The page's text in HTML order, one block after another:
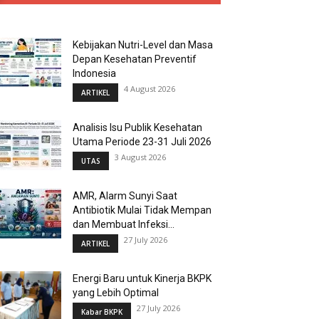
Kebijakan Nutri-Level dan Masa
Depan Kesehatan Preventif
Indonesia
ARTIKEL 4 August 2026
Analisis Isu Publik Kesehatan
Utama Periode 23-31 Juli 2026
UTAS 3 August 2026
AMR, Alarm Sunyi Saat
Antibiotik Mulai Tidak Mempan
dan Membuat Infeksi...
ARTIKEL 27 July 2026
Energi Baru untuk Kinerja BKPK
yang Lebih Optimal
Kabar BKPK 27 July 2026